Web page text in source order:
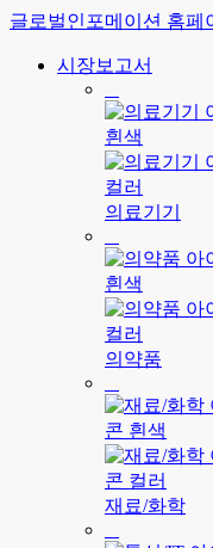
글로벌인포메이션 홈페
시장보고서
의료기기
의약품
재료/화학